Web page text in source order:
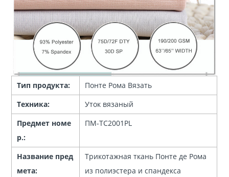
Тип продукта:
Понте Рома Вязать
Техника:
Уток вязаный
Предмет номе
р.:
ПМ-ТС2001PL
Название пред
мета:
Трикотажная ткань Понте де Рома
из полиэстера и спандекса